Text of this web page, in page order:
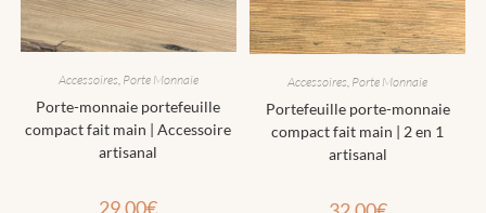
Accessoires, Porte Monnaie
Porte-monnaie portefeuille
compact fait main | Accessoire
artisanal
29.00€
Accessoires Porte Monnaie
Portefeuille porte-monnaie
compact fait main | 2 en 1
artisanal